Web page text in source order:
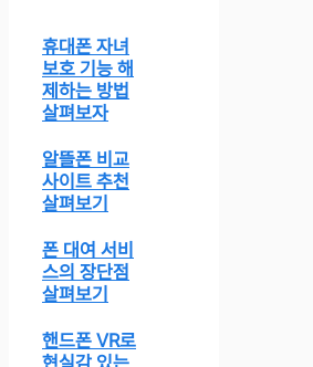
휴대폰 자녀
보호 기능 해
제하는 방법
살펴보자
알뜰폰 비교
사이트 추천
살펴보기
폰 대여 서비
스의 장단점
살펴보기
핸드폰 VR로